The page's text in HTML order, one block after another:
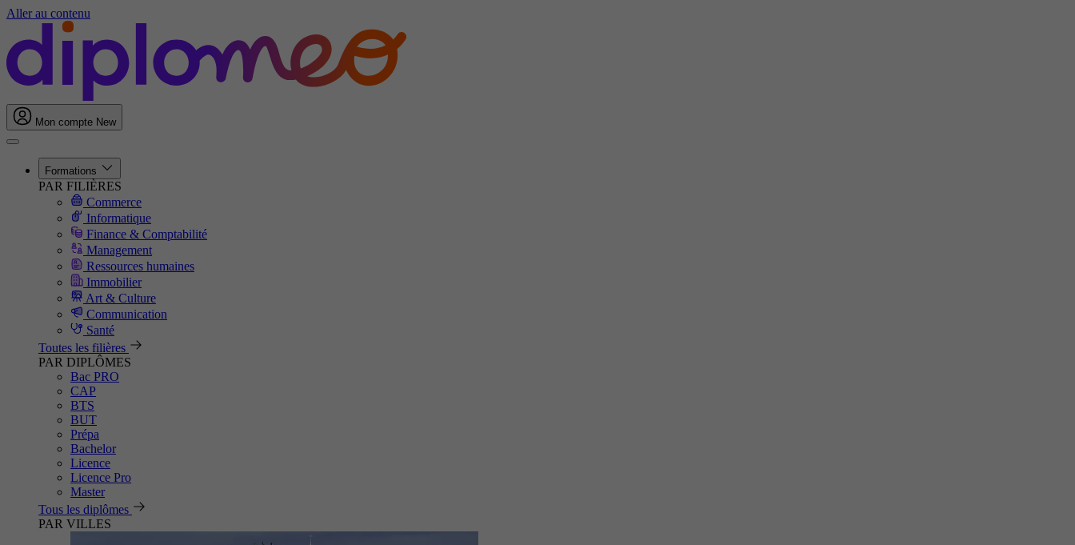
Aller au contenu
Mon compte New
Formations
PAR FILIÈRES
Commerce
Informatique
Finance & Comptabilité
Management
Ressources humaines
Immobilier
Art & Culture
Communication
Santé
Toutes les filières
PAR DIPLÔMES
Bac PRO
CAP
BTS
BUT
Prépa
Bachelor
Licence
Licence Pro
Master
Tous les diplômes
PAR VILLES